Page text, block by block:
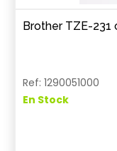
Brother TZE-
Ref: 1290051000
En Stock